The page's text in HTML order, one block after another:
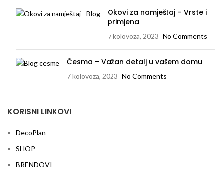
Okovi za namještaj – Vrste i
primjena
7 kolovoza, 2023 No Comments
Česma – Važan detalj u vašem domu
7 kolovoza, 2023 No Comments
KORISNI LINKOVI
DecoPlan
SHOP
BRENDOVI